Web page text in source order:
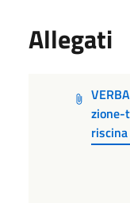
Allegati
zione-
riscina